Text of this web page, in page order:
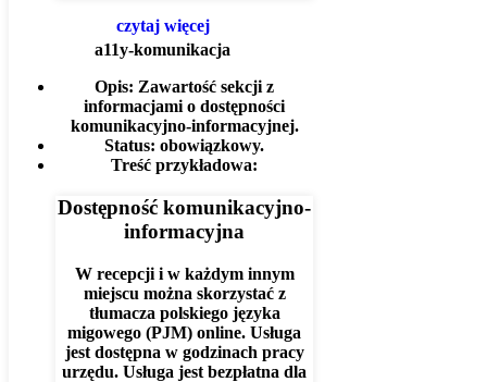
czytaj więcej
a11y-komunikacja
Opis: Zawartość sekcji z
informacjami o dostępności
komunikacyjno-informacyjnej.
Status: obowiązkowy.
Treść przykładowa:
Dostępność komunikacyjno-
informacyjna
W recepcji i w każdym innym
miejscu można skorzystać z
tłumacza polskiego języka
migowego (PJM) online. Usługa
jest dostępna w godzinach pracy
urzędu. Usługa jest bezpłatna dla